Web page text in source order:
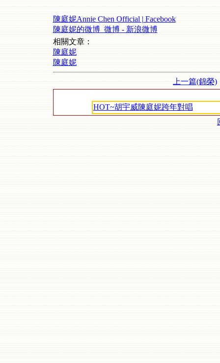
陳庭妮Annie Chen Official | Facebook
陳庭妮的微博_微博 - 新浪微博
相關文章：
陳庭妮
陳庭妮
上一篇(錦榮)
HOT~胡宇威陳庭妮跨年對唱